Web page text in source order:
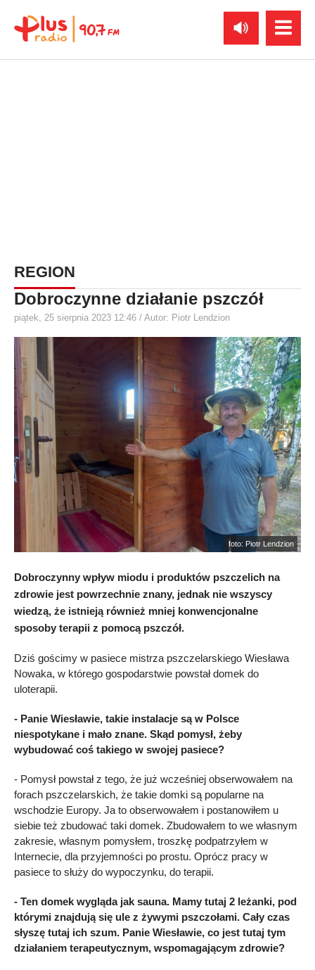
REGION
Dobroczynne działanie pszczół
piątek, 25 sierpnia 2023 12:46 / Autor: Piotr Lendzion
foto: Piotr Lendzion
Dobroczynny wpływ miodu i produktów pszczelich na
zdrowie jest powrzechnie znany, jednak nie wszyscy
wiedzą, że istnieją również mniej konwencjonalne
sposoby terapii z pomocą pszczół.
Dziś gościmy w pasiece mistrza pszczelarskiego Wiesława
Nowaka, w którego gospodarstwie powstał domek do
uloterapii.
- Panie Wiesławie, takie instalacje są w Polsce
niespotykane i mało znane. Skąd pomysł, żeby
wybudować coś takiego w swojej pasiece?
- Pomysł powstał z tego, że już wcześniej obserwowałem na
forach pszczelarskich, że takie domki są popularne na
wschodzie Europy. Ja to obserwowałem i postanowiłem u
siebie też zbudować taki domek. Zbudowałem to we własnym
zakresie, własnym pomysłem, troszkę podpatrzyłem w
Internecie, dla przyjemności po prostu. Oprócz pracy w
pasiece to służy do wypoczynku, do terapii.
- Ten domek wygląda jak sauna. Mamy tutaj 2 leżanki, pod
którymi znajdują się ule z żywymi pszczołami. Cały czas
słyszę tutaj ich szum. Panie Wiesławie, co jest tutaj tym
działaniem terapeutycznym, wspomagającym zdrowie?